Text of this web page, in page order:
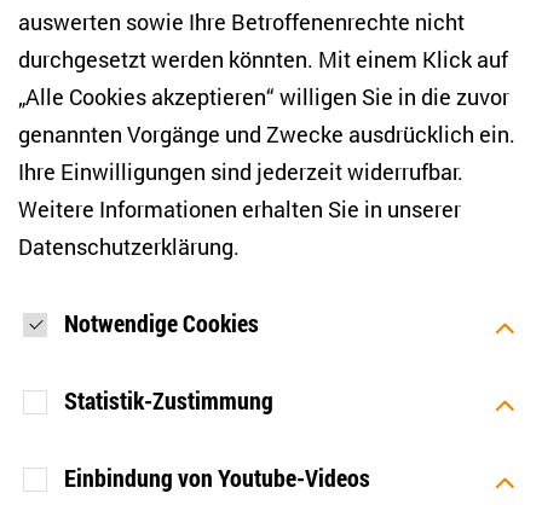
E-Mail-Adresse eingeben*
Ich möchte regelmäßig über aktuelle Themen,
werden. Ich bin zudem damit einverstanden, dass meine
Interaktionen mit den Newslettern gemessen werden (z. B.
Öffnung der E-Mail, angeklickte Links), sodass das ZOiS den
Newsletter optimieren und weiterhin möglichst relevante
mit Wirkung für die Zukunft widerrufen (Abmeldelink in jeder
von HTML-Inhalten in Ihrem E-Mail-Programm
standardmäßig deaktivieren. Weitere Hinweise zum
auswerten sowie Ihre Betroffenenrechte nicht
durchgesetzt werden könnten. Mit einem Klick auf
„Alle Cookies akzeptieren“ willigen Sie in die zuvor
genannten Vorgänge und Zwecke ausdrücklich ein.
Ihre Einwilligungen sind jederzeit widerrufbar.
Weitere Informationen erhalten Sie in unserer
Datenschutzerklärung.
Notwendige Cookies
Statistik-Zustimmung
Einbindung von Youtube-Videos